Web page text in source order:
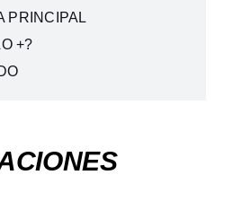
PRINCIPAL
+?